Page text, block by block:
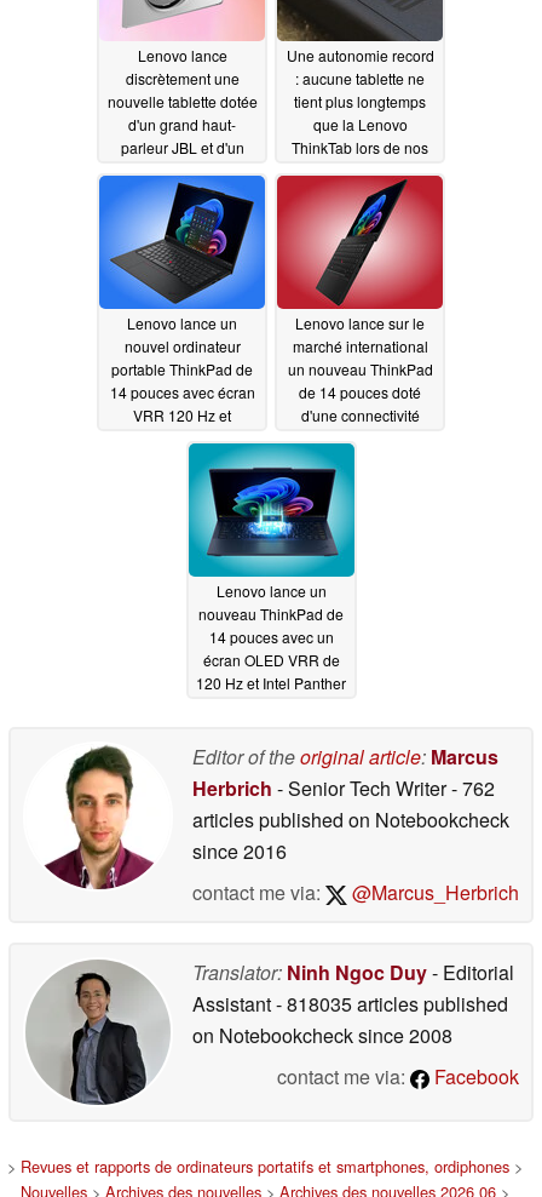
Lenovo lance
discrètement une
nouvelle tablette dotée
d'un grand haut-
parleur JBL et d'un
écran à 120 Hz
06/16/2026
Une autonomie record
: aucune tablette ne
tient plus longtemps
que la Lenovo
ThinkTab lors de nos
tests06/14/2026
Lenovo lance un
nouvel ordinateur
portable ThinkPad de
14 pouces avec écran
VRR 120 Hz et
processeurs Intel
06/09/2026
Lenovo lance sur le
marché international
un nouveau ThinkPad
de 14 pouces doté
d'une connectivité
cellulaire et d'une
mémoire vive pouvant
atteindre 64 Go
Lenovo lance un
nouveau ThinkPad de
14 pouces avec un
écran OLED VRR de
120 Hz et Intel Panther
Editor of theoriginal article: Marcus
Herbrich - Senior Tech Writer- 762
articles published on Notebookcheck
since 2016
contact me via:
@Marcus_Herbrich
Translator: Ninh Ngoc Duy- Editorial
Assistant- 818035 articles published
on Notebookchecksince 2008
contact me via:
Facebook
> Revues et rapports de ordinateurs portatifs et smartphones, ordiphones >
Nouvelles > Archives des nouvelles > Archives des nouvelles 2026 06 >